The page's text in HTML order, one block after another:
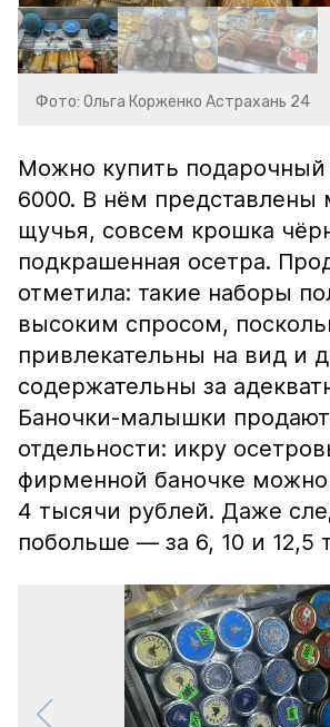
Фото: Ольга Корженко Астрахань 24
Можно купить подарочный
6000. В нём
щучья, совсем крошка
подкрашенная осетра.
отметила: такие наборы
высоким спросом,
привлекательны на вид и
содержательны за
Баночки-малышки
отдельности: икру
фирменной баночке можно
4 тысячи рублей. Даже
побольше — за 6, 10 и 12,5